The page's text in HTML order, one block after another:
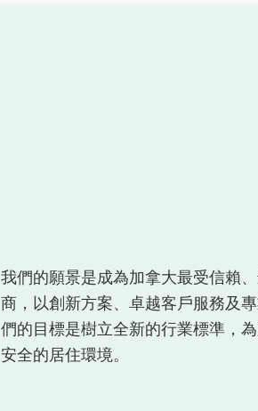
我們的願景是成為加拿大最受信賴
商，以創新方案、卓越客戶服務及
們的目標是樹立全新的行業標準，
安全的居住環境。